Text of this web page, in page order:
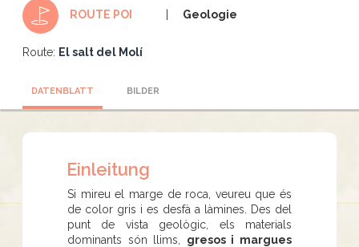
ROUTE POI Geologie
Route: El salt del Molí
DATENBLATT BILDER
Einleitung
Si mireu el marge de roca, veureu que és
de color gris i es desfà a làmines. Des del
punt de vista geològic, els materials
dominants són llims, gresos i margues